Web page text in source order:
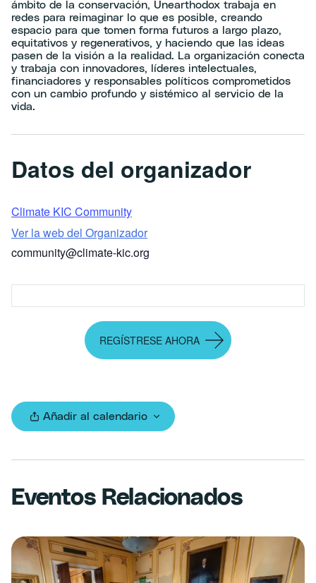
ámbito de la conservación, Unearthodox trabaja en
redes para reimaginar lo que es posible, creando
espacio para que tomen forma futuros a largo plazo,
equitativos y regenerativos, y haciendo que las ideas
pasen de la visión a la realidad. La organización conecta
y trabaja con innovadores, líderes intelectuales,
financiadores y responsables políticos comprometidos
con un cambio profundo y sistémico al servicio de la
vida.
Datos del organizador
Climate KIC Community
Ver la web del Organizador
community@climate-kic.org
REGÍSTRESE AHORA
Añadir al calendario
Eventos Relacionados